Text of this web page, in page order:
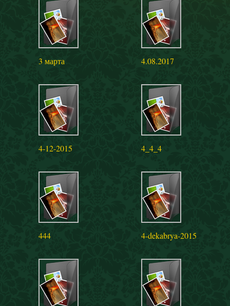
3 марта 4.08.2017
4-12-2015 4_4_4
444 4-dekabrya-2015